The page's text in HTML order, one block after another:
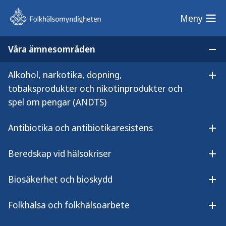
Meny
Våra ämnesområden
Alkohol, narkotika, dopning,
tobaksprodukter och nikotinprodukter och
spel om pengar (ANDTS)
Antibiotika och antibiotikaresistens
Beredskap vid hälsokriser
Biosäkerhet och bioskydd
Folkhälsa och folkhälsoarbete
Meny
Sök på webbplatsen
Få balans i vardagen Lyssna på innehållet
Få balans i vardagen
Balans i vardagen handlar om att
skärmtid inte ska tränga undan sådant
som är viktigt att göra och sådant som
man mår bra av. Det kan till exempel